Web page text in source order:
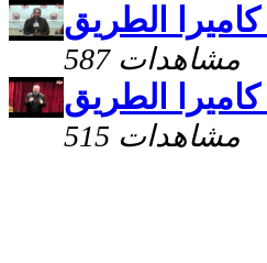
الطريق
587 مشاهدات
الطريق
515 مشاهدات